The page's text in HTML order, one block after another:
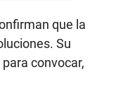
que la
Su
convocar,